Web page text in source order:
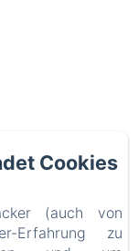
Cookies
(auch von
Erfahrung zu